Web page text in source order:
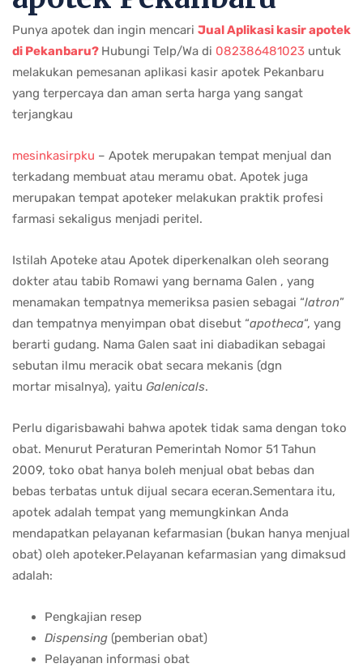
Punya apotek dan ingin mencari Jual Aplikasi kasir apotek
di Pekanbaru? Hubungi Telp/Wa di 082386481023 untuk
melakukan pemesanan aplikasi kasir apotek Pekanbaru
yang terpercaya dan aman serta harga yang sangat
terjangkau
mesinkasirpku – Apotek merupakan tempat menjual dan
terkadang membuat atau meramu obat. Apotek juga
merupakan tempat apoteker melakukan praktik profesi
farmasi sekaligus menjadi peritel.
Istilah Apoteke atau Apotek diperkenalkan oleh seorang
dokter atau tabib Romawi yang bernama Galen , yang
menamakan tempatnya memeriksa pasien sebagai “latron”
dan tempatnya menyimpan obat disebut “apotheca“, yang
berarti gudang. Nama Galen saat ini diabadikan sebagai
sebutan ilmu meracik obat secara mekanis (dgn
mortar misalnya), yaitu Galenicals.
Perlu digarisbawahi bahwa apotek tidak sama dengan toko
obat. Menurut Peraturan Pemerintah Nomor 51 Tahun
2009, toko obat hanya boleh menjual obat bebas dan
bebas terbatas untuk dijual secara eceran.Sementara itu,
apotek adalah tempat yang memungkinkan Anda
mendapatkan pelayanan kefarmasian (bukan hanya menjual
obat) oleh apoteker.Pelayanan kefarmasian yang dimaksud
adalah:
Pengkajian resep
Dispensing (pemberian obat)
Pelayanan informasi obat